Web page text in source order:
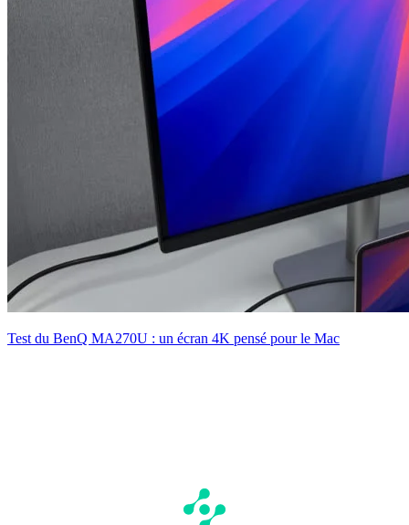
Test du BenQ MA270U : un écran 4K pensé pour le Mac